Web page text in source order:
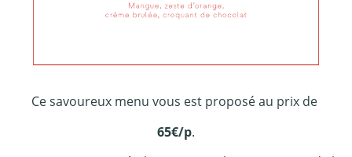
Ce savoureux menu vous est proposé au prix de
65€/p.